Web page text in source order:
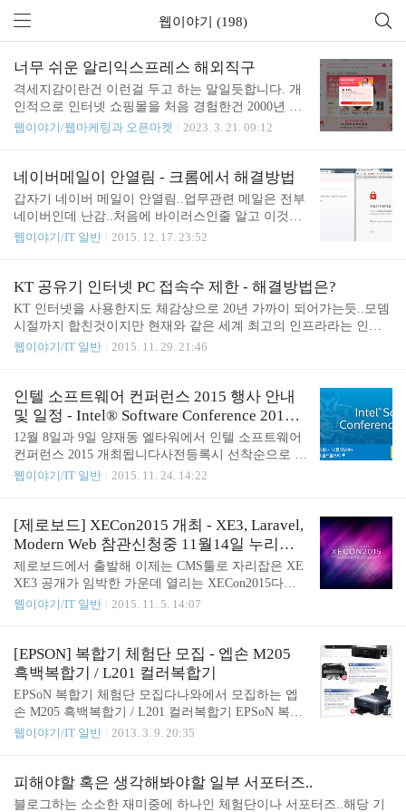
웹이야기 (198)
너무 쉬운 알리익스프레스 해외직구
격세지감이란건 이런걸 두고 하는 말일듯합니다. 개
인적으로 인터넷 쇼핑몰을 처음 경험한건 2000년 무
렵인데 주로 컴퓨터 부품이 대부분이던 시절의 소규
었고 지마켓은 정식으로 나오기 이전에 구스닥이란
이름으로 실험적으로 운영하던 시절입니다. 당시에
여긴 뭐하는데야 하면서 스킵하던 기억이 납니다. 그
터무니 없이 가격에 나온 램을 몇개 주문했는데 며칠
하나 빠트렸다면서 발송을 안했다고.. 결제 취소 빨
리 해달라고 부탁함.. 이후에 다른 곳에서 포맷된 하
드디스크가와 선인상가 매장으로 직접 따지러 가기
도 했던 기억도 있습니다...
웹이야기/웹마케팅과 오픈마켓 2023. 3. 21. 09:12
네이버메일이 안열림 - 크롬에서 해결방법
갑자기 네이버 메일이 안열림..업무관련 메일은 전부
네이버인데 난감..처음에 바이러스인줄 알고 이것저
것 손대는중에 네이버 실시간 검색 1위에 올라가있
남겨두고 들어가야 보입니다. 앞부분에서 s자만 삭제
대체로 네이버 정책에 불만이었는데 막상 먹통이되
니 갑갑.. 현재 복구중이라는데 인증서 관련 문제로
적인 해킹이라도 당한다면 끔찍한 사태가 올수도...
웹이야기/IT 일반 2015. 12. 17. 23:52
KT 공유기 인터넷 PC 접속수 제한 - 해결방법은?
KT 인터넷을 사용한지도 체감상으로 20년 가까이 되어가는듯..모뎀
시절까지 합친것이지만 현재와 같은 세계 최고의 인프라라는 인터
넷 환경도 15년정도 사용 메가패스 광속이라며 두루넷 나오던 다음
교동 우리집 근방은 서비스 지역이 아니어서..들어오는걸 알아보니
한국통신.. 지체없이 신청... 당시 부속을 하나하나 따져가면서 직접
조립했던 최초의 AMD PC는 RAID구성이 가능했던 ASUS보드에 EL
SA에서 나온 최신형 그래픽카드 사운드블러스터 사운드카드까지
나중에 해체할때 봤더니 파워까지 마이크로닉스였으니 이것저것 많
이 따져서 구입했었던듯... 당시 거의 경차 한대값에 가깝던....
웹이야기/IT 일반 2015. 11. 29. 21:46
인텔 소프트웨어 컨퍼런스 2015 행사 안내
및 일정 - Intel® Software Conference 2015
사전등록
12월 8일과 9일 양재동 엘타워에서 인텔 소프트웨어
컨퍼런스 2015 개최됩니다사전등록시 선착순으로 점
심식사와 경품등이 제공.. 초대의글 안녕하십니까?
인 12월 8일(화)에는 Intel® Software Conference라는
주제로 클러스터 및 HPC에 대한 새로운 성능 및 최
적화 기능 향상에 대한 내용으로 진행되며, 둘째날인
12월 9일(수)에는 HPC Developer Conference라는 주
제로 인텔® 아키텍처를 기반으로 고성능 컴퓨팅(HP
C)을 구현하고자 하는 시스템/소프트웨어 개발자를
향 및 하드웨어/소프트..
웹이야기/IT 일반 2015. 11. 24. 14:22
[제로보드] XECon2015 개최 - XE3, Laravel,
Modern Web 참관신청중 11월14일 누리꿈
스퀘어
제로보드에서 출발해 이제는 CMS툴로 자리잡은 XE
XE3 공개가 임박한 가운데 열리는 XECon2015다시
한번 기존 웹사이트를 손대야할 시기가 된듯....그나
옮기는걸 심각히 고려해봐야하는데요즘 심하게 느려
진 DB접속때문... 기다려짐.. 공식웹사이트 - https://x
econ2015.xpressengine.com/참가신청하기 - https://xeco
n2015.xpressengine.com/apply 세미나/이벤트XECon20
15 개최를 알립니다 : XE3, Laravel, Modern Web 지난
해 11월에 600여명 규모로 XE1과 다양한 웹기술을
웹이야기/IT 일반 2015. 11. 5. 14:07
[EPSON] 복합기 체험단 모집 - 엡손 M205
흑백복합기 / L201 컬러복합기
EPSoN 복합기 체험단 모집다나와에서 모집하는 엡
손 M205 흑백복합기 / L201 컬러복합기 EPSoN 복합
기 체험단 : http://event.danawa.com/130307_epson
웹이야기/IT 일반 2013. 3. 9. 20:35
피해야할 혹은 생각해봐야할 일부 서포터즈..
블로그하는 소소한 재미중에 하나인 체험단이나 서포터즈..해당 기